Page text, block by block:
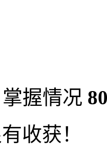
掌握情况
收获！